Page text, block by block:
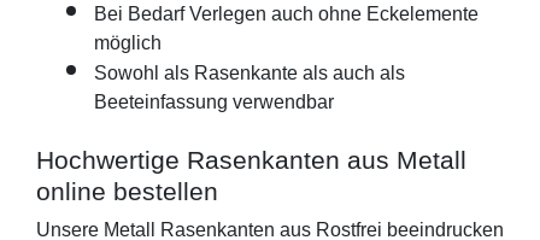
Bei Bedarf Verlegen auch ohne Eckelemente
möglich
Sowohl als Rasenkante als auch als
Beeteinfassung verwendbar
Hochwertige Rasenkanten aus Metall
online bestellen
Unsere Metall Rasenkanten aus Rostfrei beeindrucken